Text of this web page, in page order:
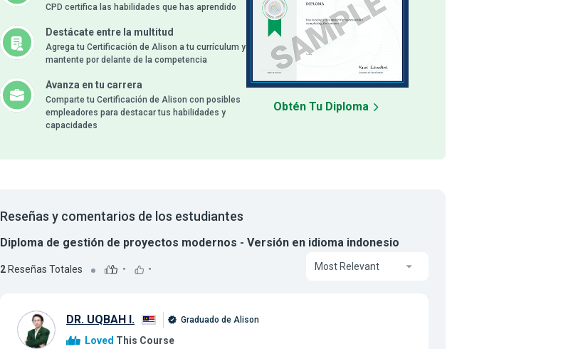
CPD certifica las habilidades que has aprendido
Destácate entre la multitud
Agrega tu Certificación de Alison a tu currículum y
mantente por delante de la competencia
Avanza en tu carrera
Comparte tu Certificación de Alison con posibles
empleadores para destacar tus habilidades y
capacidades
Obtén Tu Diploma
Reseñas y comentarios de los estudiantes
Diploma de gestión de proyectos modernos - Versión en idioma indonesio
2Reseñas Totales - - Most Relevant
DR. UQBAH I. Graduado de Alison
Loved This Course